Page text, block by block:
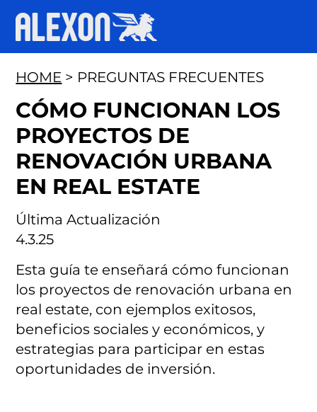
Última Actualización
4.3.25
HOME > PREGUNTAS FRECUENTES
CÓMO FUNCIONAN LOS
PROYECTOS DE
RENOVACIÓN URBANA
EN REAL ESTATE
Esta guía te enseñará cómo funcionan
los proyectos de renovación urbana en
real estate, con ejemplos exitosos,
beneficios sociales y económicos, y
estrategias para participar en estas
oportunidades de inversión.